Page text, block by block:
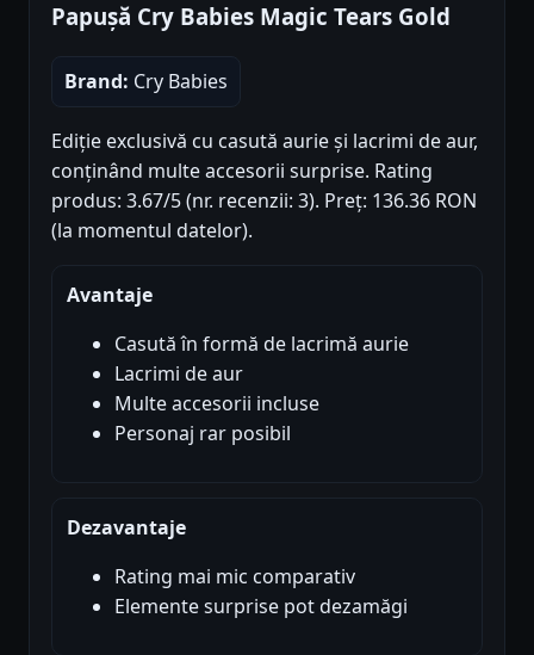
Papușă Cry Babies Magic Tears Gold
Brand: Cry Babies
Ediție exclusivă cu casută aurie și lacrimi de aur,
conținând multe accesorii surprise. Rating
produs: 3.67/5 (nr. recenzii: 3). Preț: 136.36 RON
(la momentul datelor).
Avantaje
Casută în formă de lacrimă aurie
Lacrimi de aur
Multe accesorii incluse
Personaj rar posibil
Dezavantaje
Rating mai mic comparativ
Elemente surprise pot dezamăgi